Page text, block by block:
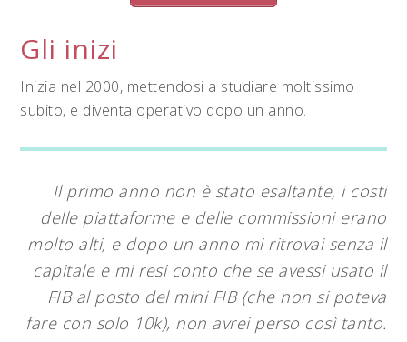
Gli inizi
Inizia nel 2000, mettendosi a studiare moltissimo
subito, e diventa operativo dopo un anno.
Il primo anno non è stato esaltante, i costi
delle piattaforme e delle commissioni erano
molto alti, e dopo un anno mi ritrovai senza il
capitale e mi resi conto che se avessi usato il
FIB al posto del mini FIB (che non si poteva
fare con solo 10k), non avrei perso così tanto.